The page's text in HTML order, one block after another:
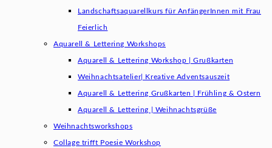
Landschaftsaquarellkurs für AnfängerInnen mit Frau
Feierlich
Aquarell & Lettering Workshops
Aquarell & Lettering Workshop | Grußkarten
Weihnachtsatelier| Kreative Adventsauszeit
Aquarell & Lettering Grußkarten | Frühling & Ostern
Aquarell & Lettering | Weihnachtsgrüße​
Weihnachtsworkshops
Collage trifft Poesie Workshop